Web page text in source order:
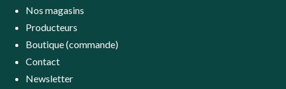
Nos magasins
Producteurs
Boutique (commande)
Contact
Newsletter